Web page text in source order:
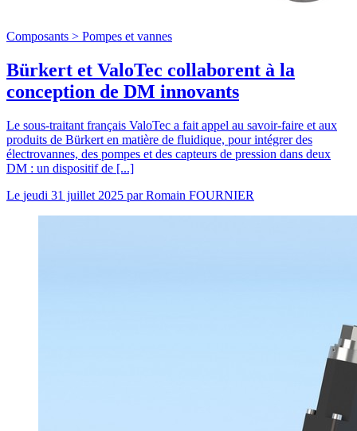
Composants > Pompes et vannes
Bürkert et ValoTec collaborent à la
conception de DM innovants
Le sous-traitant français ValoTec a fait appel au savoir-faire et aux
produits de Bürkert en matière de fluidique, pour intégrer des
électrovannes, des pompes et des capteurs de pression dans deux
DM : un dispositif de [...]
Le jeudi 31 juillet 2025 parRomain FOURNIER